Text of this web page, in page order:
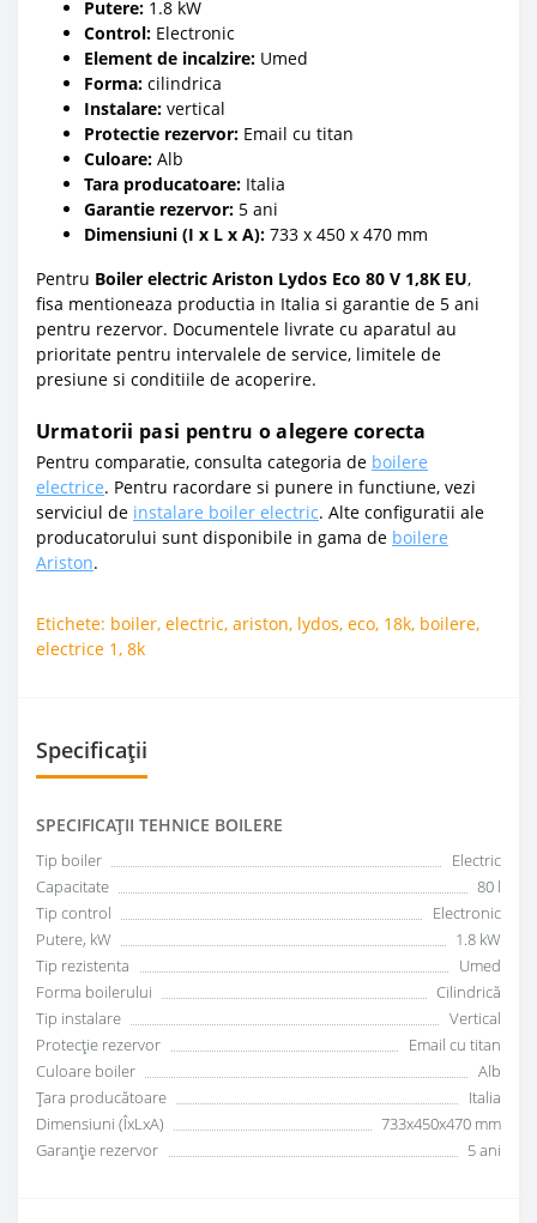
Putere: 1.8 kW
Control: Electronic
Element de incalzire: Umed
Forma: cilindrica
Instalare: vertical
Protectie rezervor: Email cu titan
Culoare: Alb
Tara producatoare: Italia
Garantie rezervor: 5 ani
Dimensiuni (I x L x A): 733 x 450 x 470 mm
Pentru Boiler electric Ariston Lydos Eco 80 V 1,8K EU,
fisa mentioneaza productia in Italia si garantie de 5 ani
pentru rezervor. Documentele livrate cu aparatul au
prioritate pentru intervalele de service, limitele de
presiune si conditiile de acoperire.
Urmatorii pasi pentru o alegere corecta
Pentru comparatie, consulta categoria de boilere
electrice. Pentru racordare si punere in functiune, vezi
serviciul de instalare boiler electric. Alte configuratii ale
producatorului sunt disponibile in gama de boilere
Ariston.
Etichete: boiler, electric, ariston, lydos, eco, 18k, boilere,
electrice 1 , 8k
Specificații
SPECIFICAŢII TEHNICE BOILERE
Tip boiler
Electric
Capacitate
80 l
Tip control
Electronic
Putere, kW
1.8 kW
Tip rezistenta
Umed
Forma boilerului
Сilindrică
Tip instalare
Vertical
Protecție rezervor
Email cu titan
Culoare boiler
Alb
Țara producătoare
Italia
Dimensiuni (ÎxLxA)
733x450x470 mm
Garanţie rezervor
5 ani